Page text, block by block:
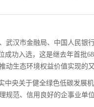
汉市金融局、中国人民银
成功入选，这是继去年首批
动生态环境权益价值实现的
央关于健全绿色低碳发展
规范、信用良好的企事业